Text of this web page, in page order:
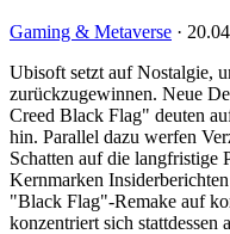
Gaming & Metaverse ·
Ubisoft setzt auf Nostalgie,
zurückzugewinnen. Neue
Creed Black Flag" deuten
hin. Parallel dazu werfen
Schatten auf die langfristige
Kernmarken
"Black Flag"-Remake auf
konzentriert sich